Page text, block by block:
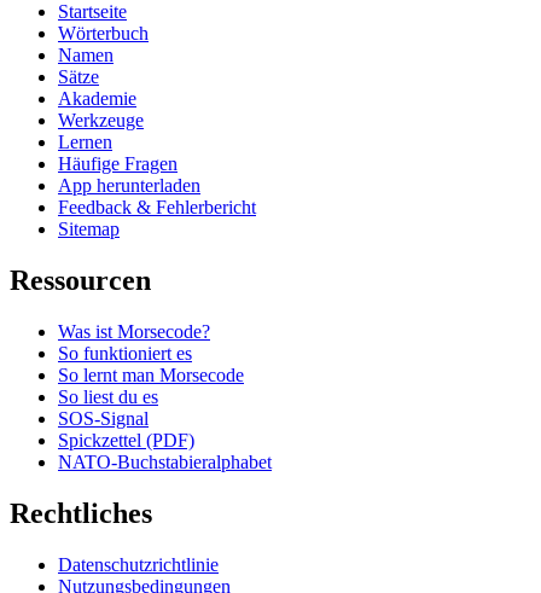
Startseite
Wörterbuch
Namen
Sätze
Akademie
Werkzeuge
Lernen
Häufige Fragen
App herunterladen
Feedback & Fehlerbericht
Sitemap
Ressourcen
Was ist Morsecode?
So funktioniert es
So lernt man Morsecode
So liest du es
SOS-Signal
Spickzettel (PDF)
NATO-Buchstabieralphabet
Rechtliches
Datenschutzrichtlinie
Nutzungsbedingungen